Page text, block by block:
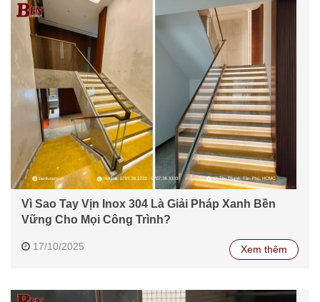
Vì Sao Tay Vịn Inox 304 Là Giải Pháp Xanh Bền
Vững Cho Mọi Công Trình?
17/10/2025 Xem thêm